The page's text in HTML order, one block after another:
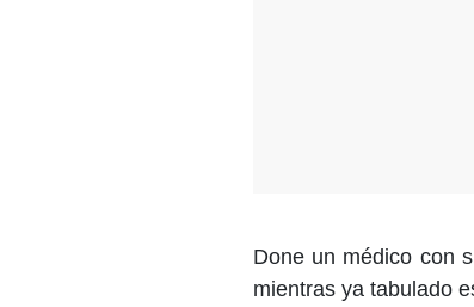
Done un médico con
mientras ya tabulado